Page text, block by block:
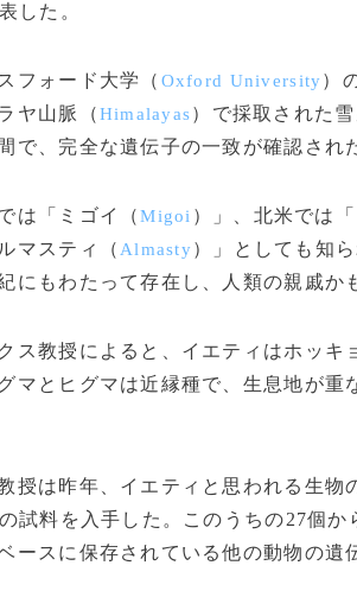
した。
フォード大学（ Oxford University）
ヤ山脈（Himalayas）で採取された
で、完全な遺伝子の一致が確認され
は「ミゴイ（Migoi ）」、北米では
マスティ（ Almasty）」としても知
にもわたって存在し、人類の親戚か
ス教授によると、イエティはホッキ
マとヒグマは近縁種で、生息地が
授は昨年、イエティと思われる生物
試料を入手した。このうちの27個
ースに保存されている他の動物の遺